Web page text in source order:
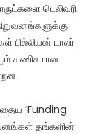
டெலிவரி
பில்லியன் டாலர்
கணிசமான
‘Funding
தங்களின்